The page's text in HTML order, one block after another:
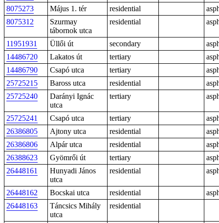
8075273
Május 1. tér residential
8075312
Szurmay
tábornok utca
residential
11951931 Üllői út secondary
14486720
Lakatos út tertiary
14486790
Csapó utca tertiary
25725215
Baross utca residential
25725240
Darányi Ignác
utca
tertiary
25725241 Csapó utca tertiary
26386805
Ajtony utca residential
26386806
Alpár utca residential
26388623
Gyömrői út tertiary
26448161
Hunyadi János
utca
residential
26448162 Bocskai utca residential
26448163
Táncsics Mihály
utca
residential